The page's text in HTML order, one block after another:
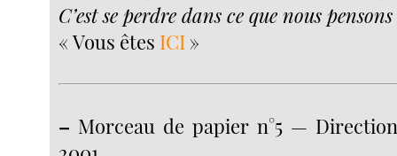
C’est se perdre dans ce que nous
« Vous êtes ICI »
– Morceau de papier n°5 —